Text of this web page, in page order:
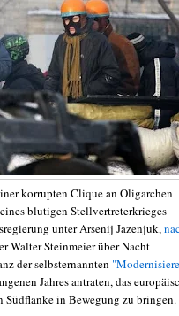
korrupten Clique an Oligarchen
blutigen Stellvertreterkrieges
unter Arsenij Jazenjuk,
Walter Steinmeier über Nacht
der selbsternannten
Jahres antraten, das
Südflanke in Bewegung zu bringen.